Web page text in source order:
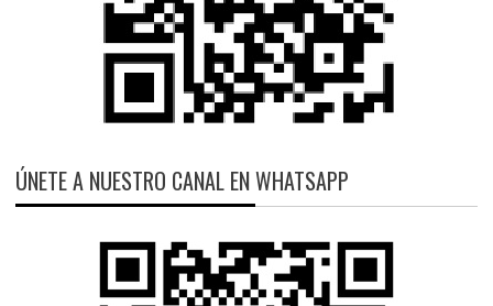
ÚNETE A NUESTRO CANAL EN WHATSAPP